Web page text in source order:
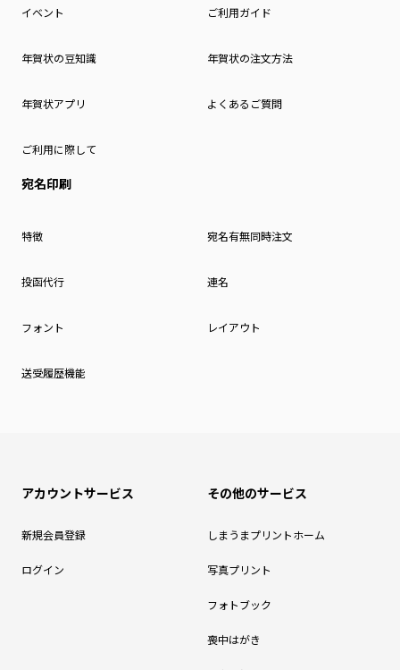
イベント ご利用ガイド
年賀状の豆知識 年賀状の注文方法
年賀状アプリ よくあるご質問
ご利用に際して
宛名印刷
特徴 宛名有無同時注文
投函代行 連名
フォント レイアウト
送受履歴機能
アカウントサービス
新規会員登録
ログイン
その他のサービス
しまうまプリントホーム
写真プリント
フォトブック
喪中はがき